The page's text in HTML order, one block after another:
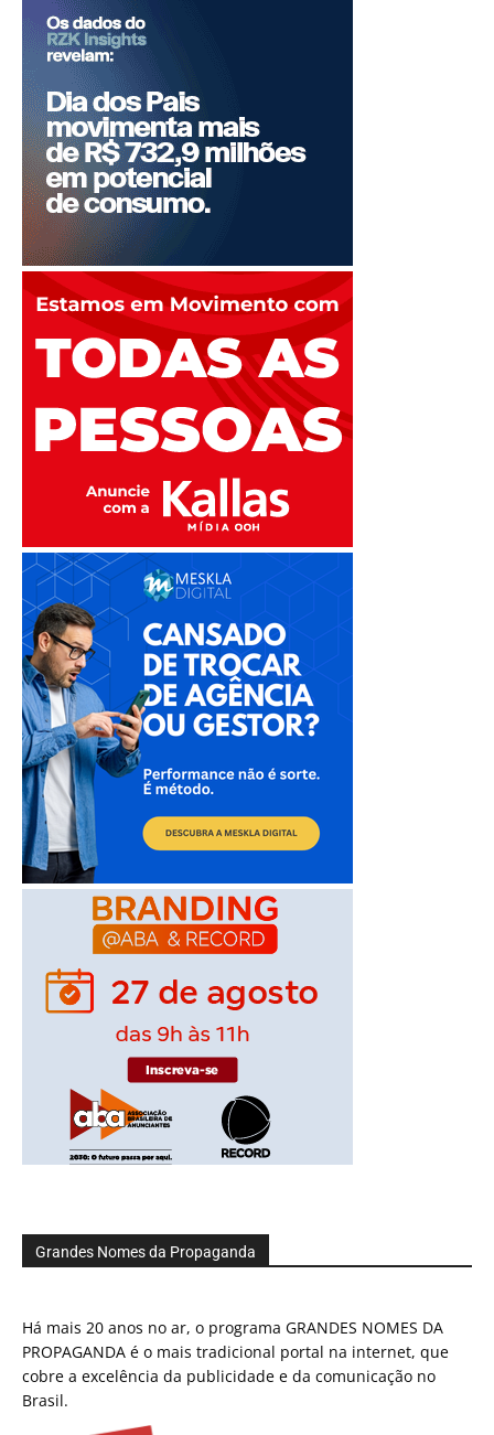
Grandes Nomes da Propaganda
Há mais 20 anos no ar, o programa GRANDES NOMES DA
PROPAGANDA é o mais tradicional portal na internet, que
cobre a excelência da publicidade e da comunicação no
Brasil.